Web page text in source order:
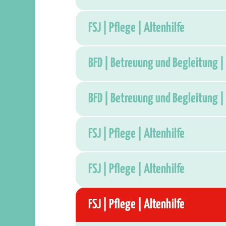
FSJ | Pflege | Altenhilfe
BFD | Betreuung und Begleitung
BFD | Betreuung und Begleitung
FSJ | Pflege | Altenhilfe
FSJ | Pflege | Altenhilfe
FSJ | Pflege | Altenhilfe